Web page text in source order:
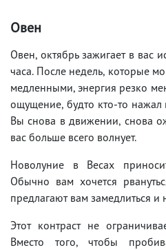
Овен
Овен, октябрь зажигает в вас
часа. После недель, которые
медленными, энергия резко
ощущение, будто кто-то нажал
Вы снова в движении, снова
вас больше всего волнует.
Новолуние в Весах
Обычно вам хочется
предлагают вам замедлиться
Этот контраст не
Вместо того, чтобы